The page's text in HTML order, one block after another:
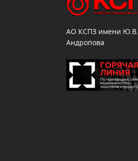
АО КСПЗ имени Ю.В.
Андропова